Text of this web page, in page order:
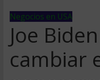
Negocios en USA
Joe
cambiar